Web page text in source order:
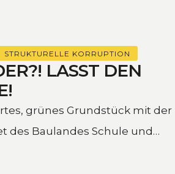
STRUKTURELLE KORRUPTION
LASST DEN
grünes Grundstück mit der
des Baulandes Schule und